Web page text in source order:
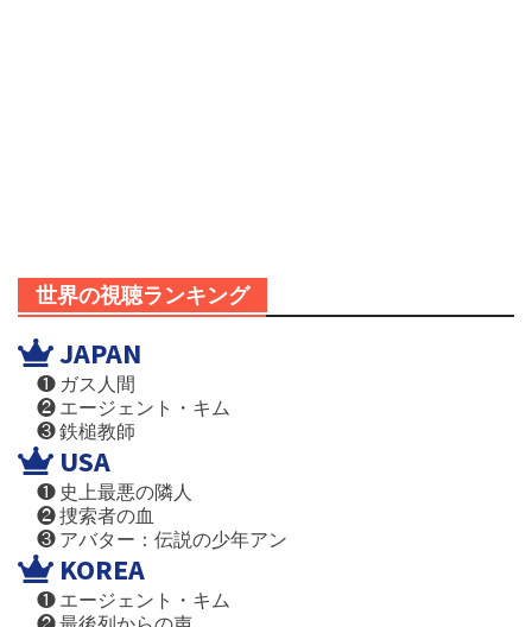
世界の視聴ランキング
JAPAN
❶ ガス人間
❷ エージェント・キム
❸ 鉄槌教師
USA
❶ 史上最悪の隣人
❷ 捜索者の血
❸ アバター：伝説の少年アン
KOREA
❶ エージェント・キム